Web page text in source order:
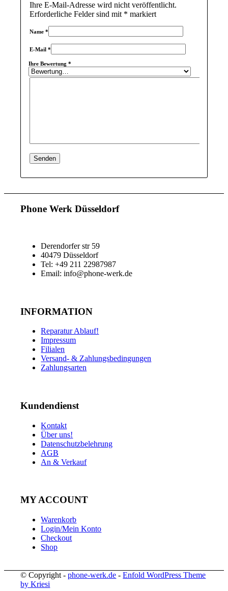
Ihre E-Mail-Adresse wird nicht veröffentlicht.
Erforderliche Felder sind mit * markiert
Name*
E-Mail*
Ihre Bewertung*
Phone Werk Düsseldorf
Derendorfer str 59
40479 Düsseldorf
Tel: +49 211 22987987
Email: info@phone-werk.de
INFORMATION
Reparatur Ablauf!
Impressum
Filialen
Versand- & Zahlungsbedingungen
Zahlungsarten
Kundendienst
Kontakt
Über uns!
Datenschutzbelehrung
AGB
An & Verkauf
MY ACCOUNT
Warenkorb
Login/Mein Konto
Checkout
Shop
© Copyright -phone-werk.de -Enfold WordPress Theme
by Kriesi